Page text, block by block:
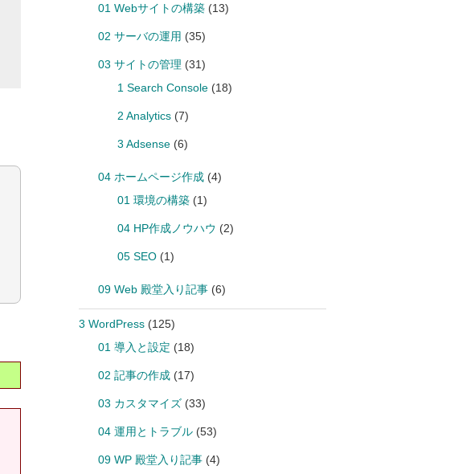
01 Webサイトの構築(13)
02 サーバの運用 (35)
03 サイトの管理 (31)
1 Search Console(18)
2 Analytics(7)
3 Adsense(6)
04 ホームページ作成(4)
01 環境の構築(1)
04 HP作成ノウハウ (2)
05 SEO(1)
09 Web 殿堂入り記事(6)
3 WordPress(125)
01 導入と設定 (18)
02 記事の作成(17)
03 カスタマイズ(33)
04 運用とトラブル(53)
09 WP 殿堂入り記事(4)